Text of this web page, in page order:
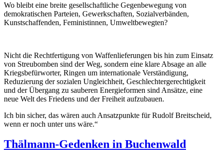
Wo bleibt eine breite gesellschaftliche Gegenbewegung von
demokratischen Parteien, Gewerkschaften, Sozialverbänden,
Kunstschaffenden, Feministinnen, Umweltbewegten?
Nicht die Rechtfertigung von Waffenlieferungen bis hin zum Einsatz
von Streubomben sind der Weg, sondern eine klare Absage an alle
Kriegsbefürworter, Ringen um internationale Verständigung,
Reduzierung der sozialen Ungleichheit, Geschlechtergerechtigkeit
und der Übergang zu sauberen Energieformen sind Ansätze, eine
neue Welt des Friedens und der Freiheit aufzubauen.
Ich bin sicher, das wären auch Ansatzpunkte für Rudolf Breitscheid,
wenn er noch unter uns wäre.“
Thälmann-Gedenken in Buchenwald